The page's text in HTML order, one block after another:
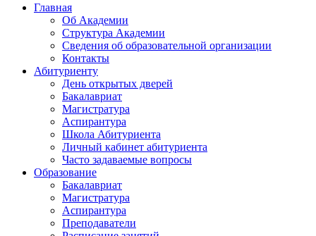
Главная
Об Академии
Структура Академии
Сведения об образовательной организации
Контакты
Абитуриенту
День открытых дверей
Бакалавриат
Магистратура
Аспирантура
Школа Абитуриента
Личный кабинет абитуриента
Часто задаваемые вопросы
Образование
Бакалавриат
Магистратура
Аспирантура
Преподаватели